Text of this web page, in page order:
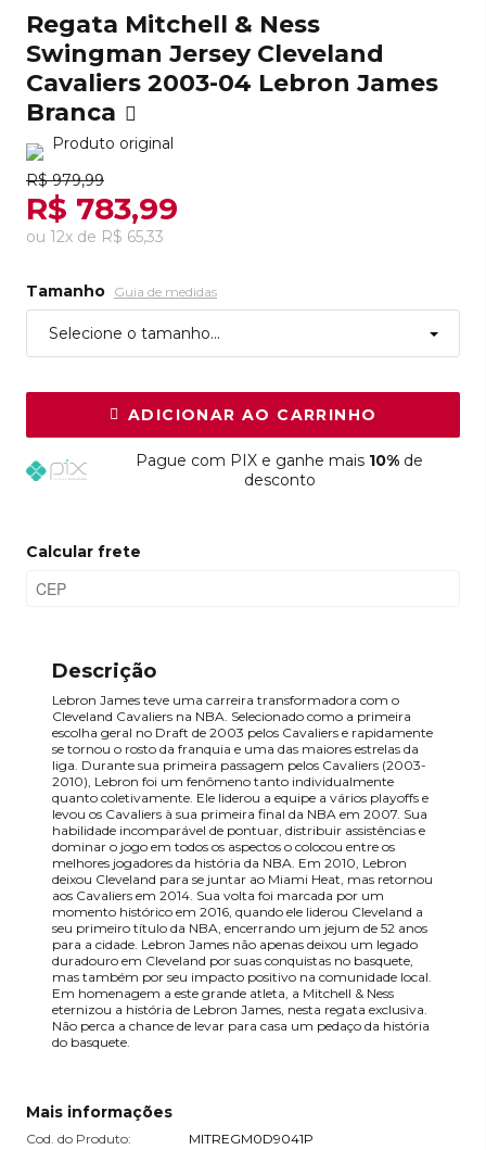
Regata Mitchell & Ness
Swingman Jersey Cleveland
Cavaliers 2003-04 Lebron James
Branca
Produto original
R$ 979,99
R$ 783,99
ou 12x de R$ 65,33
Tamanho Guia de medidas
Selecione o tamanho...
ADICIONAR AO CARRINHO
Pague com PIX e ganhe mais 10% de
desconto
Calcular frete
Descrição
Lebron James teve uma carreira transformadora com o
Cleveland Cavaliers na NBA. Selecionado como a primeira
escolha geral no Draft de 2003 pelos Cavaliers e rapidamente
se tornou o rosto da franquia e uma das maiores estrelas da
liga. Durante sua primeira passagem pelos Cavaliers (2003-
2010), Lebron foi um fenômeno tanto individualmente
quanto coletivamente. Ele liderou a equipe a vários playoffs e
levou os Cavaliers à sua primeira final da NBA em 2007. Sua
habilidade incomparável de pontuar, distribuir assistências e
dominar o jogo em todos os aspectos o colocou entre os
melhores jogadores da história da NBA. Em 2010, Lebron
deixou Cleveland para se juntar ao Miami Heat, mas retornou
aos Cavaliers em 2014. Sua volta foi marcada por um
momento histórico em 2016, quando ele liderou Cleveland a
seu primeiro título da NBA, encerrando um jejum de 52 anos
para a cidade. Lebron James não apenas deixou um legado
duradouro em Cleveland por suas conquistas no basquete,
mas também por seu impacto positivo na comunidade local.
Em homenagem a este grande atleta, a Mitchell & Ness
eternizou a história de Lebron James, nesta regata exclusiva.
Não perca a chance de levar para casa um pedaço da história
do basquete.
Mais informações
Cod. do Produto:
MITREGM0D9041P